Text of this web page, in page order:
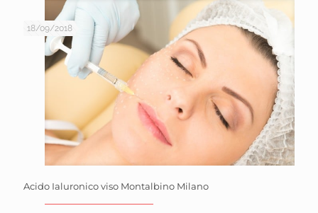
18/09/2018
Acido Ialuronico viso Montalbino Milano